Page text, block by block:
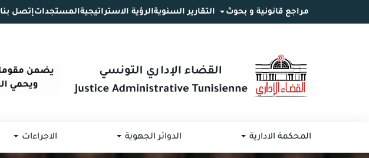
المحتوى
مراجع قانونية و بحوث التقارير السنويةالرؤية الاستراتيجيةالمستجداتإتصل بنا
المحكمة الادارية الدوائر الجهوية الاجراءات